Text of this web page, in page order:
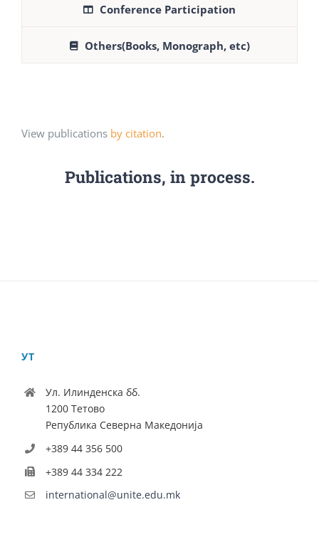
Conference Participation
Others(Books, Monograph, etc)
View publications by citation.
Publications, in process.
УТ
Ул. Илинденска бб.
1200 Тетово
Република Северна Македонија
+389 44 356 500
+389 44 334 222
international@unite.edu.mk